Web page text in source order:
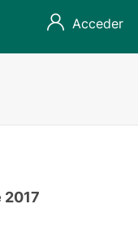
Acceder
2017